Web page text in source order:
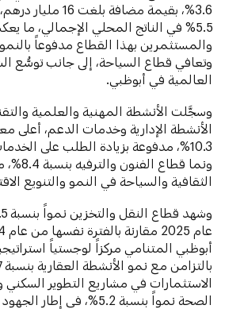
3.6%، بقيمة مضافة
5.5% في الناتج المحلي الإجمالي، ما
والمستثمرين بهذا القطاع مدفوعاً
وتعافي قطاع السياحة، إلى جانب توسُّع
العالمية في أبوظبي.
وسجَّلت الأنشطة المهنية والعلمية
الأنشطة الإدارية وخدمات الدعم، أعلى
10.3%، مدفوعة بزيادة الطلب على
ونما قطاع
الثقافية والسياحة في النمو والتنويع
أبوظبي المتنامي مركزاً لوجستياً
الاستثمارات في مشاريع التطوير
الصحة نمواً بنسبة 5.2%، في